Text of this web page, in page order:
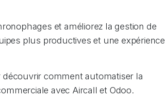
et améliorez la gestion de
plus productives et une expérience
découvrir comment automatiser la
avec Aircall et Odoo.